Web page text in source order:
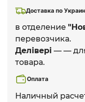
Доставка по
в отделение
перевозчика.
Делівері — —
товара.
Оплата
Наличный